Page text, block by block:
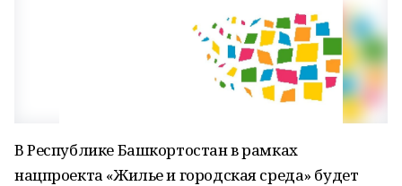
В Республике Башкортостан в рамках
нацпроекта «Жилье и городская среда» будет